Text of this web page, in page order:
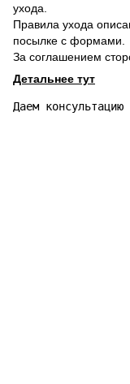
ухода.
Правила ухода
посылке с формами.
За соглашением
Детальнее тут
Даем